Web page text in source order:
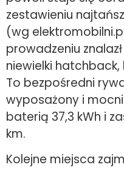
zestawieniu
(wg
prowadzeniu
niewielki hatchback,
To bezpośredni
wyposażony i
baterią 37,3 kWh i
km.
Kolejne miejsca